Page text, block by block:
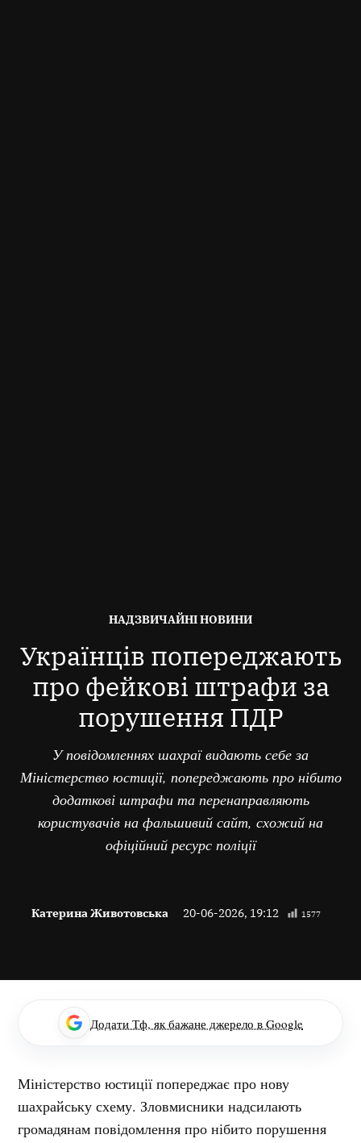
ОПУБЛІКОВАНО
НАДЗВИЧАЙНІ НОВИНИ
Українців попереджають
про фейкові штрафи за
порушення ПДР
У повідомленнях шахраї видають себе за
Міністерство юстиції, попереджають про нібито
додаткові штрафи та перенаправляють
користувачів на фальшивий сайт, схожий на
офіційний ресурс поліції
Катерина Животовська 20-06-2026, 19:12 1577
Додати Тф, як бажане джерело в Google
Міністерство юстиції попереджає про нову
шахрайську схему. Зловмисники надсилають
громадянам повідомлення про нібито порушення